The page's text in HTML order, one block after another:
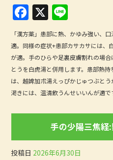
F
a
c
e
b
o
X
n
e
「漢方薬」患部に熱、かゆみ強い、
適。同様の症状+患部カサカサには、
が適。手のひらや足裏皮膚割れの場
とうを白虎湯と併用します。患部熱
は、越婢加朮湯えっぴかじゅつぶと
渇きには、温清飲うんせいいんが適で
手の少陽三焦
投稿日 2026年6月30日